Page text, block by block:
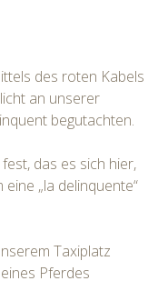
des roten Kabels
an unserer
begutachten.
das es sich hier,
„la delinquente“
Taxiplatz
Pferdes